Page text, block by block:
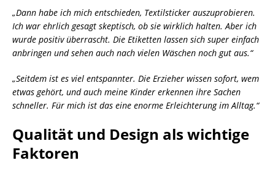
„Dann habe ich mich entschieden, Textilsticker auszuprobieren.
Ich war ehrlich gesagt skeptisch, ob sie wirklich halten. Aber ich
wurde positiv überrascht. Die Etiketten lassen sich super einfach
anbringen und sehen auch nach vielen Wäschen noch gut aus.“
„Seitdem ist es viel entspannter. Die Erzieher wissen sofort, wem
etwas gehört, und auch meine Kinder erkennen ihre Sachen
schneller. Für mich ist das eine enorme Erleichterung im Alltag.“
Qualität und Design als wichtige
Faktoren